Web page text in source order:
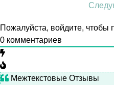
Пожалуйста, войдите, чтобы
0 комментариев
Межтекстовые Отзывы